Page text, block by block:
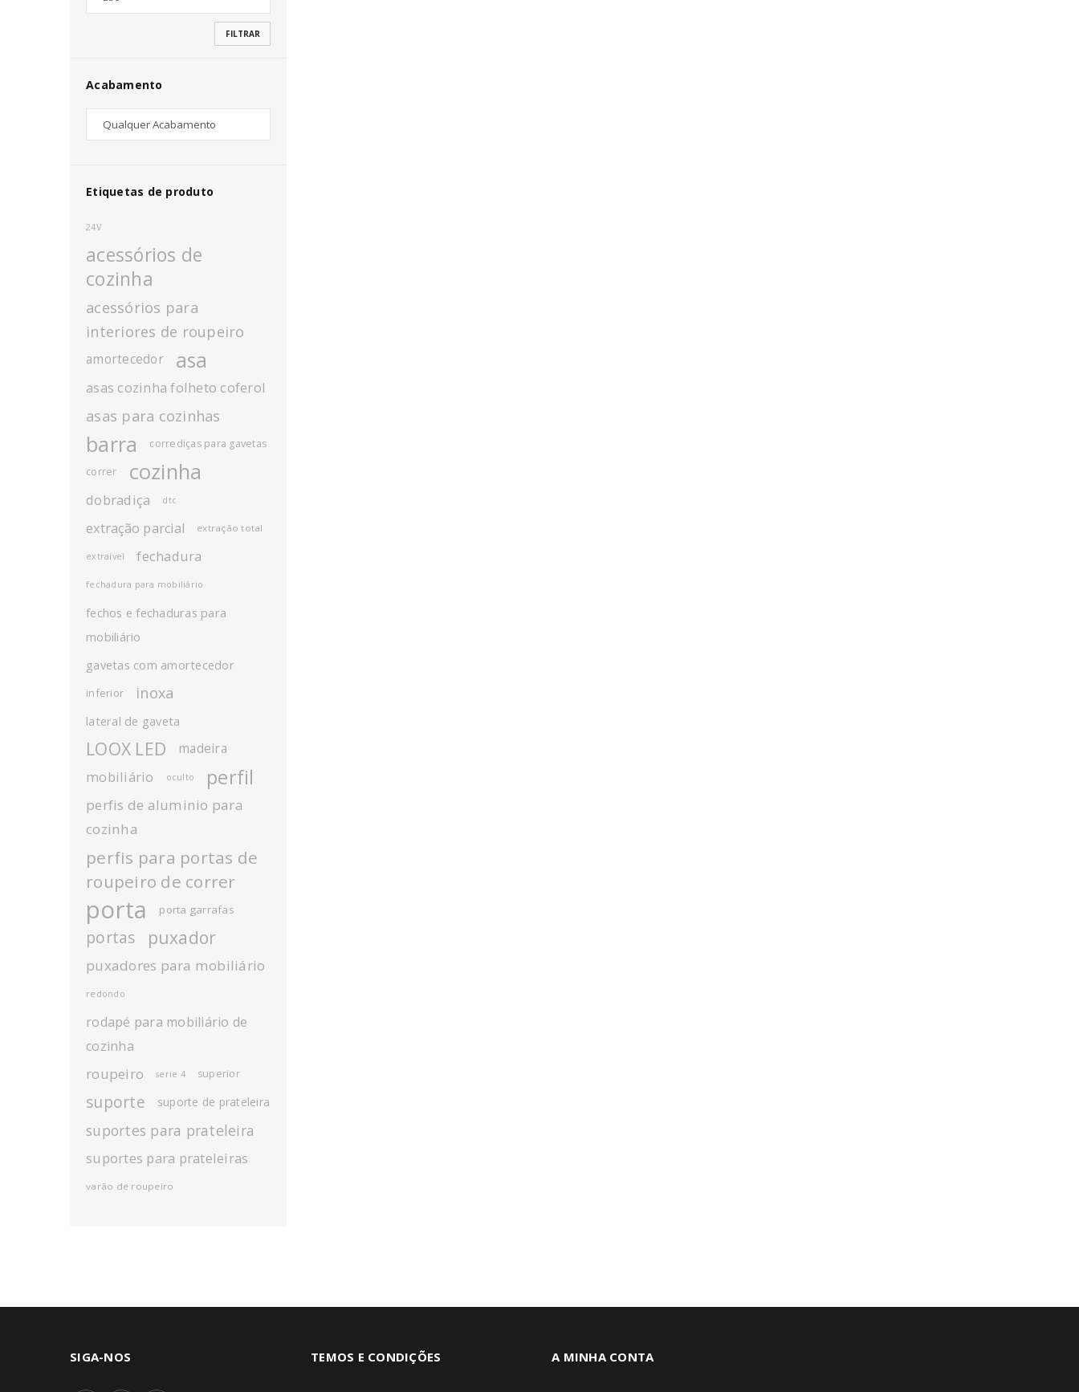
*
INICIAR SESSÃO
FILTRAR
Acabamento
Etiquetas de produto
24V
acessórios de
cozinha
acessórios para
interiores de roupeiro
amortecedor asa
asas cozinha folheto coferol
asas para cozinhas
barra corrediças para gavetas
correr cozinha
dobradiça dtc
extração parcial extração total
extraível fechadura
fechadura para mobiliário
fechos e fechaduras para
mobiliário
gavetas com amortecedor
inferior inoxa
lateral de gaveta
LOOX LED madeira
mobiliário oculto perfil
perfis de aluminio para
cozinha
perfis para portas de
roupeiro de correr
porta porta garrafas
portas puxador
puxadores para mobiliário
redondo
rodapé para mobiliário de
cozinha
roupeiro serie 4 superior
suporte suporte de prateleira
suportes para prateleira
suportes para prateleiras
varão de roupeiro
SIGA-NOS TEMOS E CONDIÇÕES A MINHA CONTA